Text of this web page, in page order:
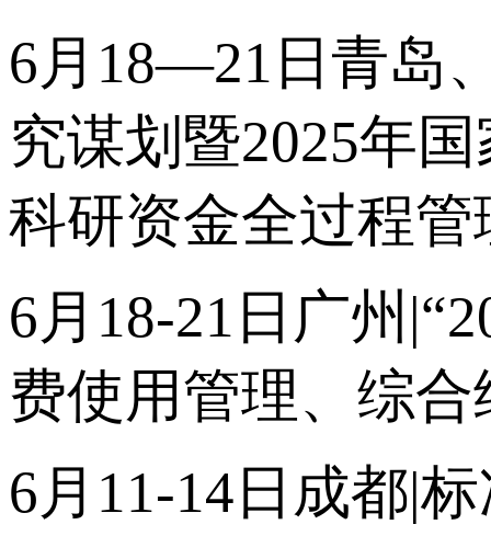
6月18—21日青岛
究谋划暨2025年
科研资金全过程
6月18-21日广州
费使用管理、综
6月11-14日成都|